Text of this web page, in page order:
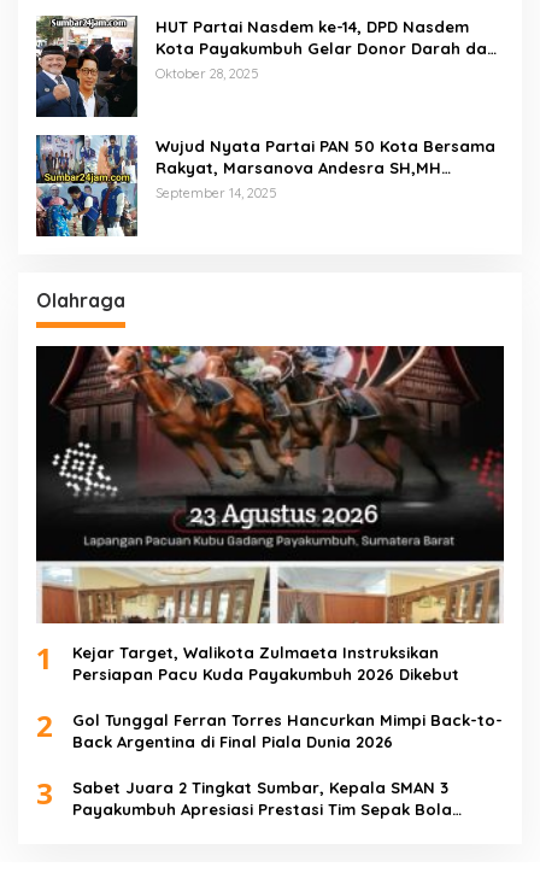
HUT Partai Nasdem ke-14, DPD Nasdem
Kota Payakumbuh Gelar Donor Darah dan
Pemeriksaan Kesehatan Gratis
Oktober 28, 2025
Wujud Nyata Partai PAN 50 Kota Bersama
Rakyat, Marsanova Andesra SH,MH
Salurkan 600 Karung Beras Untuk
September 14, 2025
Olahraga
1
Kejar Target, Walikota Zulmaeta Instruksikan
Persiapan Pacu Kuda Payakumbuh 2026 Dikebut
2
Gol Tunggal Ferran Torres Hancurkan Mimpi Back-to-
Back Argentina di Final Piala Dunia 2026
3
Sabet Juara 2 Tingkat Sumbar, Kepala SMAN 3
Payakumbuh Apresiasi Prestasi Tim Sepak Bola